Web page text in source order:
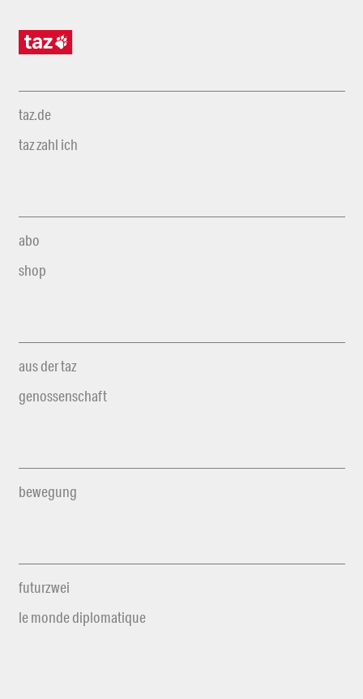
taz.de
taz zahl ich
abo
shop
aus der taz
genossenschaft
bewegung
futurzwei
le monde diplomatique